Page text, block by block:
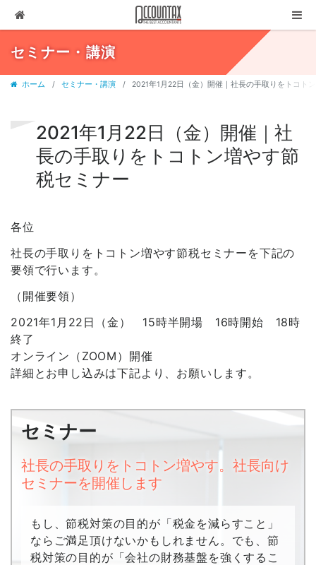
代表ブログ
企業情報
セミナー・講演
ホーム セミナー・講演 2021年1月22日（金）開催｜社長の手取りをトコト
2021年1月22日（金）開催｜社
長の手取りをトコトン増やす節
税セミナー
各位
社長の手取りをトコトン増やす節税セミナーを下記の
要領で行います。
（開催要領）
2021年1月22日（金） 15時半開場 16時開始 18時
終了
オンライン（ZOOM）開催
詳細とお申し込みは下記より、お願いします。
セミナー
社長の手取りをトコトン増やす。社長向け
セミナーを開催します
もし、節税対策の目的が「税金を減らすこと」
ならご満足頂けないかもしれません。でも、節
税対策の目的が「会社の財務基盤を強くするこ